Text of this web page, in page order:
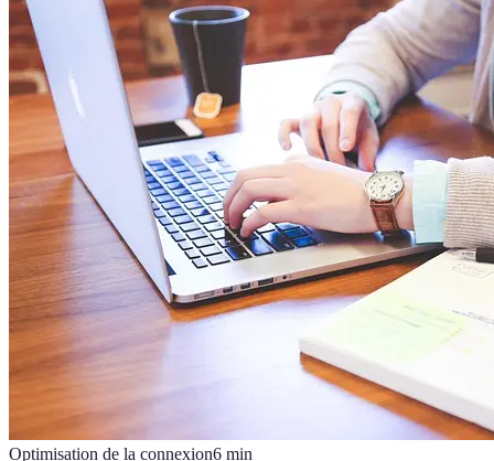
Optimisation de la connexion6 min